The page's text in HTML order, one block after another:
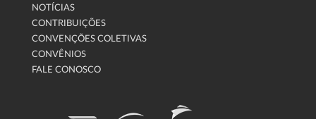
NOTÍCIAS
CONTRIBUIÇÕES
CONVENÇÕES COLETIVAS
CONVÊNIOS
FALE CONOSCO